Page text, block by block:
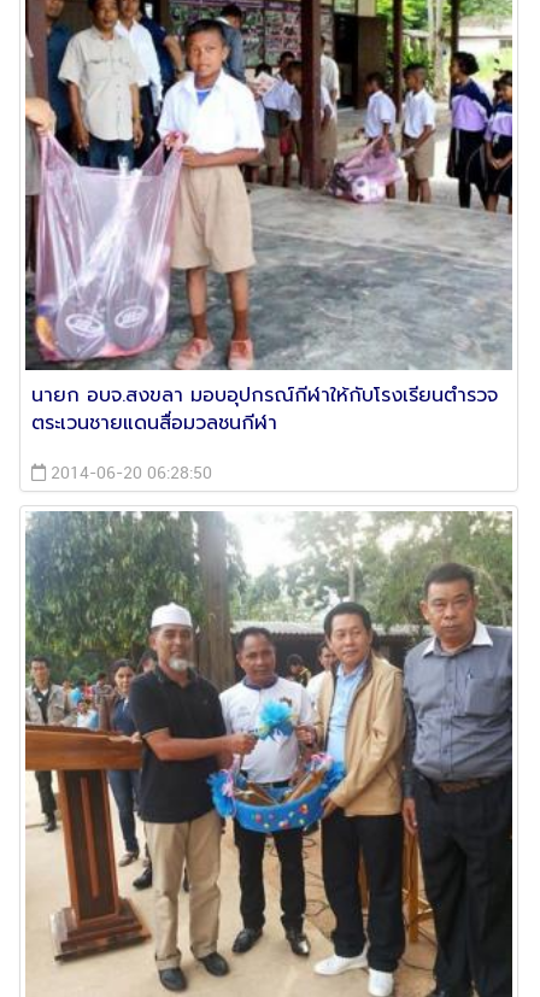
นายก อบจ.สงขลา มอบอุปกรณ์กีฬาให้กับโรงเรียนตำรวจ
ตระเวนชายแดนสื่อมวลชนกีฬา
2014-06-20 06:28:50